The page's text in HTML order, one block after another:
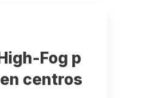
Fog p
centros